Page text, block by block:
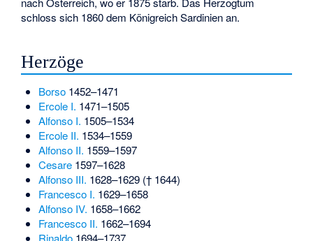
schloss sich 1860 dem Königreich Sardinien an.
Herzöge
Borso1452–1471
Ercole I. 1471–1505
Alfonso I. 1505–1534
Ercole II. 1534–1559
Alfonso II. 1559–1597
Cesare1597–1628
Alfonso III. 1628–1629 († 1644)
Francesco I. 1629–1658
Alfonso IV. 1658–1662
Francesco II. 1662–1694